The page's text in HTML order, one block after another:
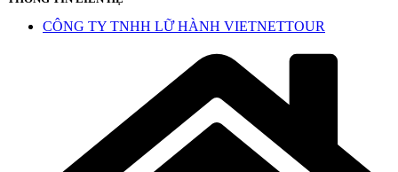
CÔNG TY TNHH LỮ HÀNH VIETNETTOUR